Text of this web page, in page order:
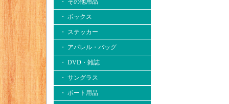
・ その他用品
・ ボックス
・ ステッカー
・ アパレル・バッグ
・ DVD・雑誌
・ サングラス
・ ボート用品